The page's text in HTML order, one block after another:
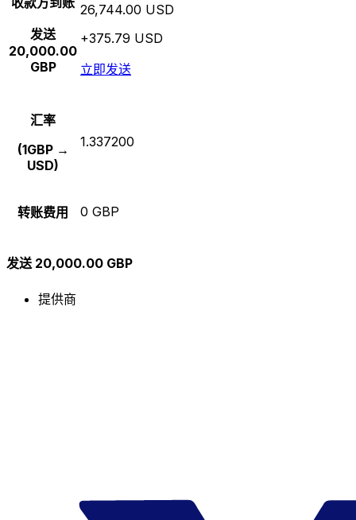
发送
20,000.00
GBP
26,744.00 USD
+375.79 USD
立即发送
汇率
(1GBP →
USD)
1.337200
转账费用 0 GBP
发送 20,000.00 GBP
提供商